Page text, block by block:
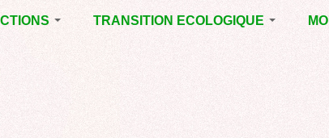
TRANSITION ECOLOGIQUE
LA LUTTE CONTRE
LE